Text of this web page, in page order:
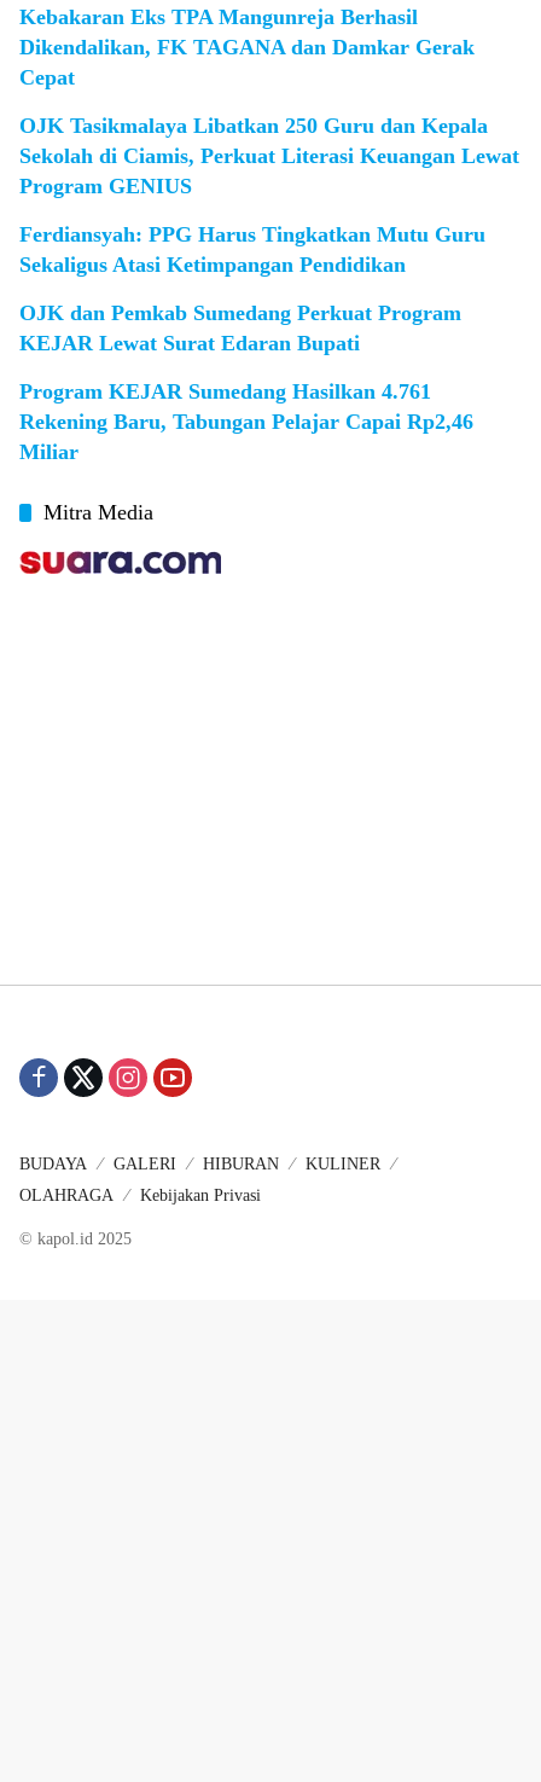
Kebakaran Eks TPA Mangunreja Berhasil
Dikendalikan, FK TAGANA dan Damkar Gerak
Cepat
OJK Tasikmalaya Libatkan 250 Guru dan Kepala
Sekolah di Ciamis, Perkuat Literasi Keuangan Lewat
Program GENIUS
Ferdiansyah: PPG Harus Tingkatkan Mutu Guru
Sekaligus Atasi Ketimpangan Pendidikan
OJK dan Pemkab Sumedang Perkuat Program
KEJAR Lewat Surat Edaran Bupati
Program KEJAR Sumedang Hasilkan 4.761
Rekening Baru, Tabungan Pelajar Capai Rp2,46
Miliar
Mitra Media
BUDAYA GALERI HIBURAN
KULINER
OLAHRAGA
Kebijakan Privasi
© kapol.id 2025